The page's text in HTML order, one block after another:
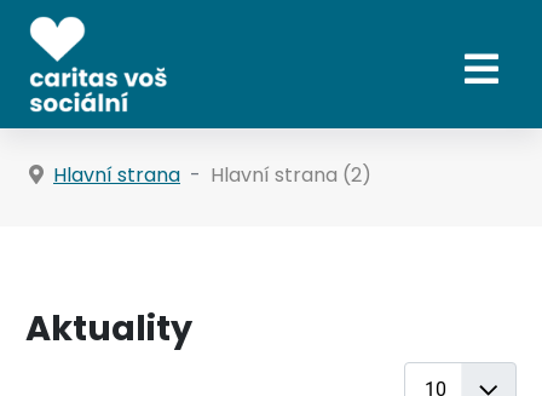
Hlavní strana Hlavní strana (2)
Aktuality